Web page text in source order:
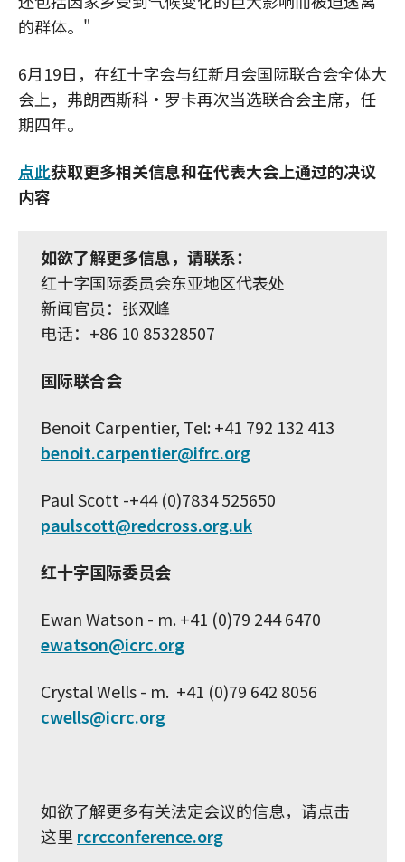
的群体。"
6月19日，在红十字会与红新月会国际联合会全体大
会上，弗朗西斯科·罗卡再次当选联合会主席，任
期四年。
点此获取更多相关信息和在代表大会上通过的决议
内容
如欲了解更多信息，请联系：
红十字国际委员会东亚地区代表处
新闻官员：张双峰
电话：+86 10 85328507
国际联合会
Benoit Carpentier, Tel: +41 792 132 413
benoit.carpentier@ifrc.org
Paul Scott -+44 (0)7834 525650
paulscott@redcross.org.uk
红十字国际委员会
Ewan Watson - m. +41 (0)79 244 6470
ewatson@icrc.org
Crystal Wells - m. +41 (0)79 642 8056
cwells@icrc.org
如欲了解更多有关法定会议的信息，请点击
这里 rcrcconference.org